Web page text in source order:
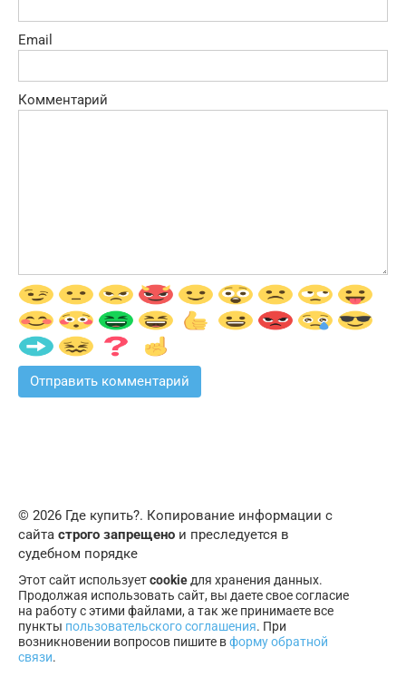
Email
Комментарий
© 2026 Где купить?. Копирование информации с
сайта строго запрещено и преследуется в
судебном порядке
Этот сайт используетcookie для хранения данных.
Продолжая использовать сайт, вы даете свое согласие
на работу с этими файлами, а так же принимаете все
пункты пользовательского соглашения. При
возникновении вопросов пишите вформу обратной
связи.